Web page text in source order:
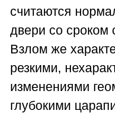
считаются
двери со сроком
Взлом же
резкими,
изменениями
глубокими